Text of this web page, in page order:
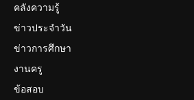
คลังความรู้
ข่าวประจำวัน
ข่าวการศึกษา
งานครู
ข้อสอบ